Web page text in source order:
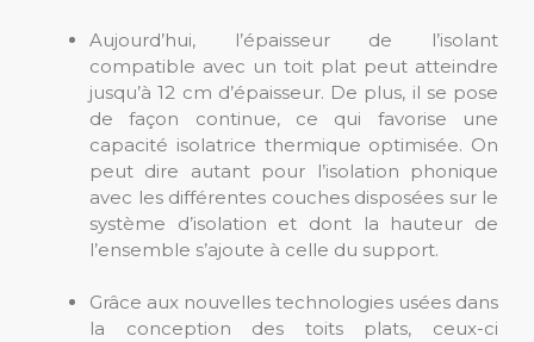
Aujourd’hui, l’épaisseur de l’isolant
compatible avec un toit plat peut atteindre
jusqu’à 12 cm d’épaisseur. De plus, il se pose
de façon continue, ce qui favorise une
capacité isolatrice thermique optimisée. On
peut dire autant pour l’isolation phonique
avec les différentes couches disposées sur le
système d’isolation et dont la hauteur de
l’ensemble s’ajoute à celle du support.
Grâce aux nouvelles technologies usées dans
la conception des toits plats, ceux-ci